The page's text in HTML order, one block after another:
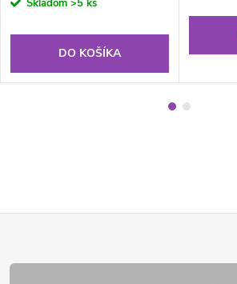
DO KOŠÍKA
á